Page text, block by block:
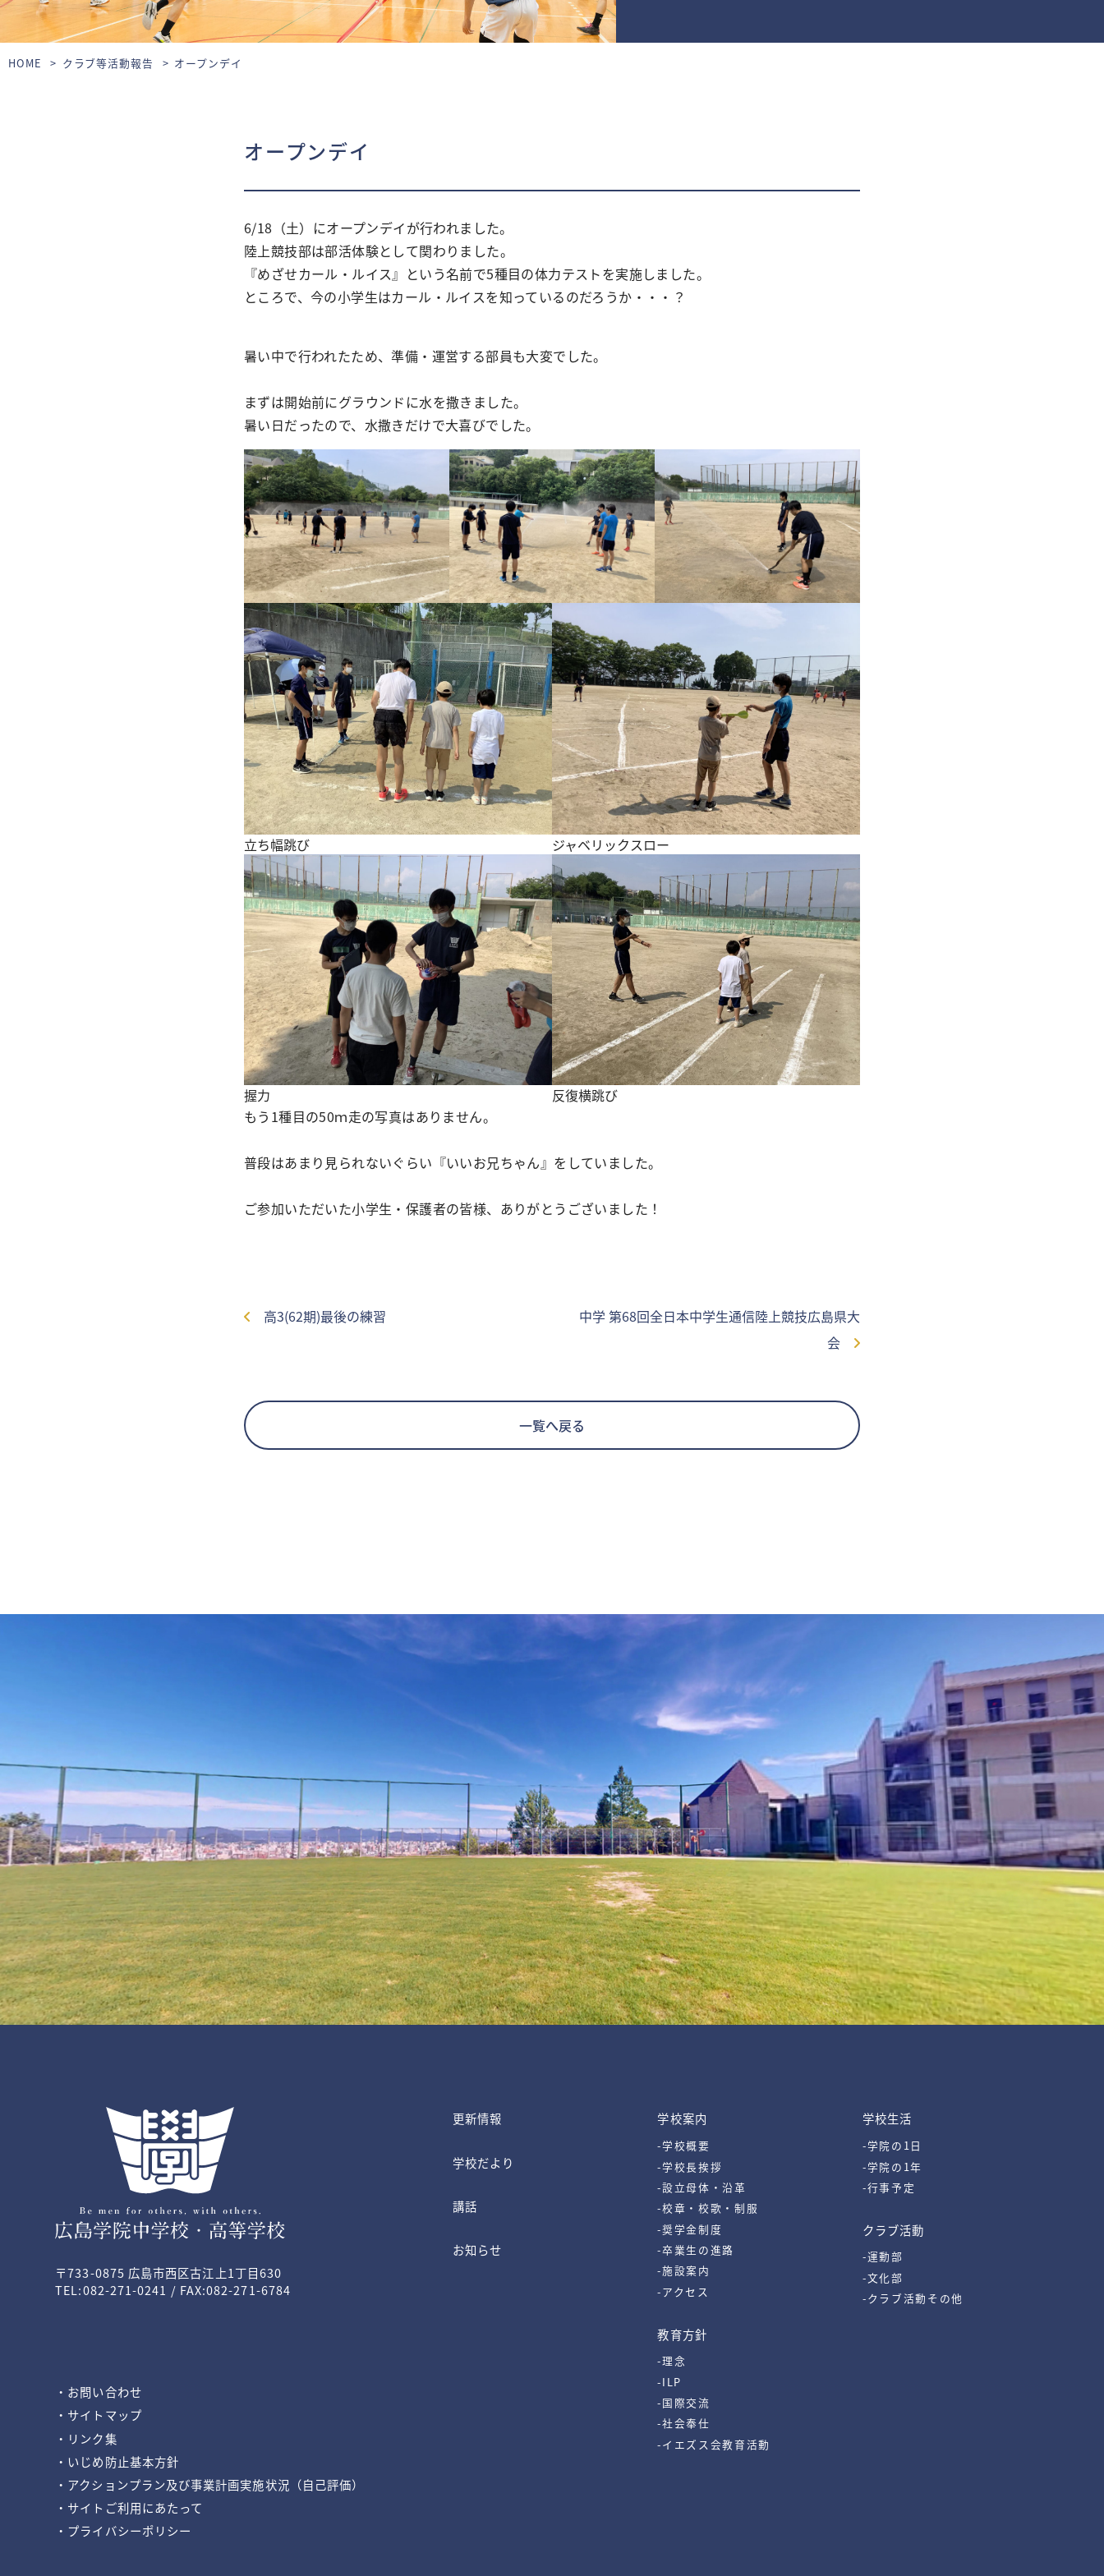
HOME クラブ等活動報告 オープンデイ
オープンデイ
6/18（土）にオープンデイが行われました。
陸上競技部は部活体験として関わりました。
『めざせカール・ルイス』という名前で5種目の体力テストを実施しました。
ところで、今の小学生はカール・ルイスを知っているのだろうか・・・？
暑い中で行われたため、準備・運営する部員も大変でした。
まずは開始前にグラウンドに水を撒きました。
暑い日だったので、水撒きだけで大喜びでした。
立ち幅跳び ジャベリックスロー
握力
反復横跳び
もう1種目の50ｍ走の写真はありません。
普段はあまり見られないぐらい『いいお兄ちゃん』をしていました。
ご参加いただいた小学生・保護者の皆様、ありがとうございました！
高3(62期)最後の練習
中学 第68回全日本中学生通信陸上競技広島県大
会
一覧へ戻る
〒733-0875 広島市西区古江上1丁目630
TEL:082-271-0241 / FAX:082-271-6784
・お問い合わせ
・サイトマップ
・リンク集
・いじめ防止基本方針
・アクションプラン及び事業計画実施状況（自己評価）
・サイトご利用にあたって
・プライバシーポリシー
更新情報
学校だより
講話
お知らせ
学校案内
-学校概要
-学校長挨拶
-設立母体・沿革
-校章・校歌・制服
-奨学金制度
-卒業生の進路
-施設案内
-アクセス
教育方針
-理念
-ILP
-国際交流
-社会奉仕
-イエズス会教育活動
学校生活
-学院の1日
-学院の1年
-行事予定
クラブ活動
-運動部
-文化部
-クラブ活動その他